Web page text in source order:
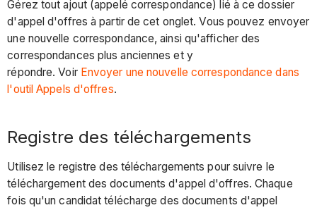
Gérez tout ajout (appelé correspondance) lié à ce dossier
d'appel d'offres à partir de cet onglet. Vous pouvez envoyer
une nouvelle correspondance, ainsi qu'afficher des
correspondances plus anciennes et y
répondre. Voir Envoyer une nouvelle correspondance dans
l'outil Appels d'offres.
Registre des téléchargements
Utilisez le registre des téléchargements pour suivre le
téléchargement des documents d'appel d'offres. Chaque
fois qu'un candidat télécharge des documents d'appel